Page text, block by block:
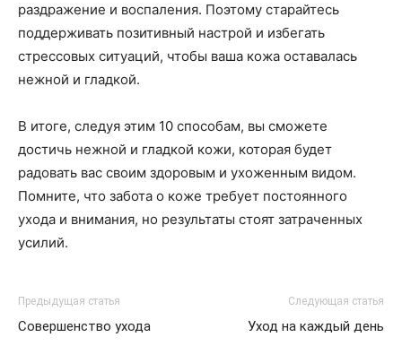
раздражение и воспаления. Поэтому старайтесь
поддерживать позитивный настрой и избегать
стрессовых ситуаций, чтобы ваша кожа оставалась
нежной и гладкой.
В итоге, следуя этим 10 способам, вы сможете
достичь нежной и гладкой кожи, которая будет
радовать вас своим здоровым и ухоженным видом.
Помните, что забота о коже требует постоянного
ухода и внимания, но результаты стоят затраченных
усилий.
Предыдущая статья
Совершенство ухода
Следующая статья
Уход на каждый день